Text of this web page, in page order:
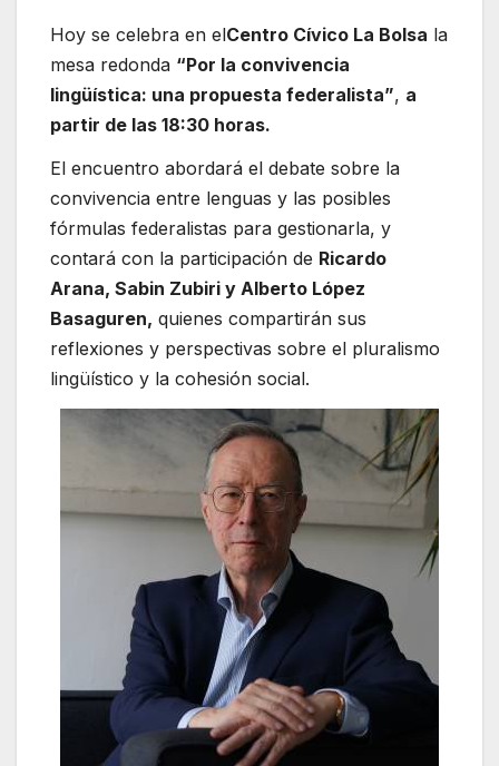
Hoy se celebra en elCentro Cívico La Bolsa la
mesa redonda “Por la convivencia
lingüística: una propuesta federalista”, a
partir de las 18:30 horas.
El encuentro abordará el debate sobre la
convivencia entre lenguas y las posibles
fórmulas federalistas para gestionarla, y
contará con la participación de Ricardo
Arana, Sabin Zubiri y Alberto López
Basaguren, quienes compartirán sus
reflexiones y perspectivas sobre el pluralismo
lingüístico y la cohesión social.